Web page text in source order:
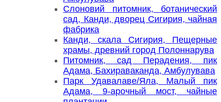
Слоновий питомник, ботанический
сад, Канди, дворец Сигирия, чайная
фабрика
Канди, скала Сигирия, Пещерные
храмы, древний город Полоннарува
Питомник, сад Перадения, пик
Адама, Бахираваканда, Амбулувава
Парк Удавалаве/Яла, Малый пик
Адама, 9-арочный мост, чайные